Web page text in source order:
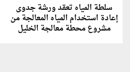
سلطة المياه تعقد ورشة جدوى
إعادة استخدام المياه المعالجة من
مشروع محطة معالجة الخليل